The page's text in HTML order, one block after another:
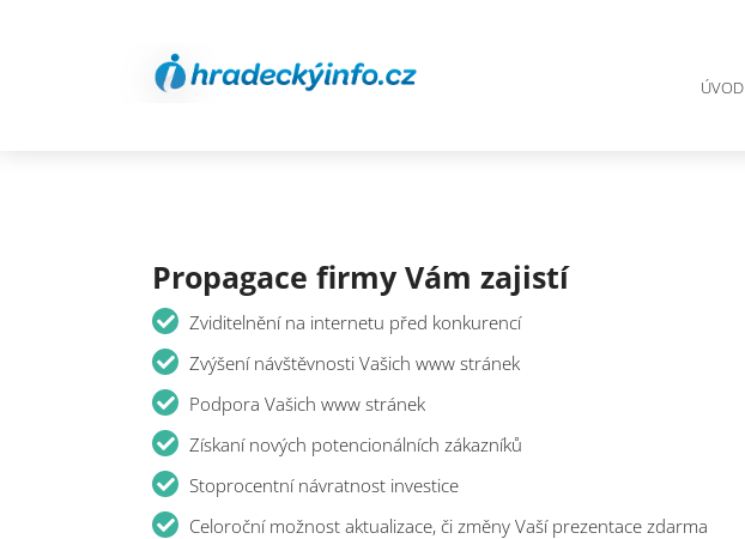
ÚVOD
Propagace firmy Vám zajistí
Zviditelnění na internetu před konkurencí
Zvýšení návštěvnosti Vašich www stránek
Podpora Vašich www stránek
Získaní nových potencionálních zákazníků
Stoprocentní návratnost investice
Celoroční možnost aktualizace, či změny Vaší prezentace zdarma